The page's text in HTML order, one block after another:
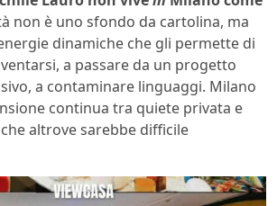
non è uno sfondo da cartolina, ma
dinamiche che gli permette di
a passare da un progetto
a contaminare linguaggi. Milano
continua tra quiete privata e
altrove sarebbe difficile